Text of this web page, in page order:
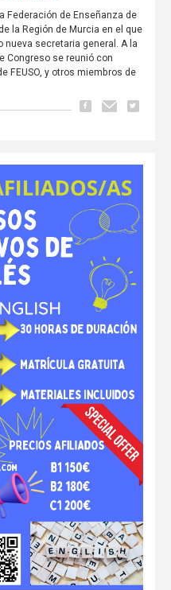
Federación de Enseñanza de
la Región de Murcia en el que
secretaria general. A la
Congreso se reunió con
FEUSO, y otros miembros de